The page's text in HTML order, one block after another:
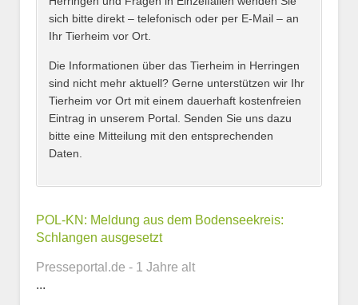
Kontaktmöglichkeiten
E-Mail-Adresse
sich bitte direkt – telefonisch oder per E-Mail – an
Ihr Tierheim vor Ort.
Die Informationen über das Tierheim in Herringen
sind nicht mehr aktuell? Gerne unterstützen wir Ihr
Tierheim vor Ort mit einem dauerhaft kostenfreien
Eintrag in unserem Portal. Senden Sie uns dazu
bitte eine Mitteilung mit den entsprechenden
Daten.
POL-KN: Meldung aus dem Bodenseekreis:
Schlangen ausgesetzt
Presseportal.de - 1 Jahre alt
...